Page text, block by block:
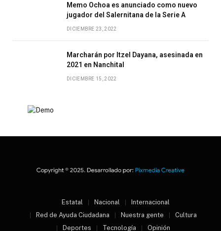
Memo Ochoa es anunciado como nuevo
jugador del Salernitana de la Serie A
DICIEMBRE 23, 2022
Marcharán por Itzel Dayana, asesinada en
2021 en Nanchital
DICIEMBRE 15, 2022
Estatal Nacional
Internacional
Red de Ayuda Ciudadana
Nuestra gente
Cultura
Deportes
Tecnología Opinión